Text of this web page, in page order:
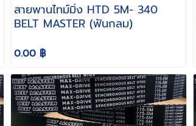
สายพานไทม์มิ่ง HTD 5M- 340
BELT MASTER (ฟันกลม)
0.00 ฿